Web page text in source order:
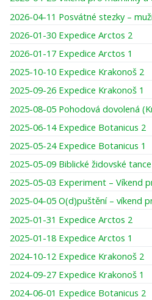
2026-04-11 Posvátné stezky – muži
2026-01-30 Expedice Arctos 2
2026-01-17 Expedice Arctos 1
2025-10-10 Expedice Krakonoš 2
2025-09-26 Expedice Krakonoš 1
2025-08-05 Pohodová dovolená
2025-06-14 Expedice Botanicus 2
2025-05-24 Expedice Botanicus 1
2025-05-03 Experiment – Víkend
2025-04-05 O(d)puštění – víkend
2025-01-31 Expedice Arctos 2
2025-01-18 Expedice Arctos 1
2024-10-12 Expedice Krakonoš 2
2024-09-27 Expedice Krakonoš 1
2024-06-01 Expedice Botanicus 2